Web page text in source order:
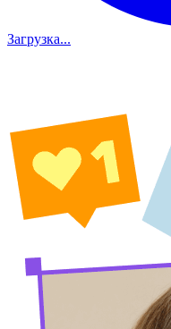
Загрузка...